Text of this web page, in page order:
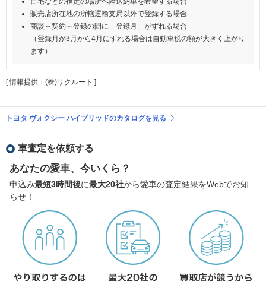
販売店所在地の所轄運輸支局以外で登録する場合
商談～契約～登録の間に「登録月」がずれる場合
（登録月が3月から4月にずれる場合は自動車税の額が大きく上がり
ます）
[ 情報提供：(株)リクルート ]
トヨタ ヴォクシー ハイブリッドのカタログを見る
車査定を依頼する
あなたの愛車、今いくら？
申込み最短3時間後に最大20社から愛車の査定結果をWebでお知
らせ！